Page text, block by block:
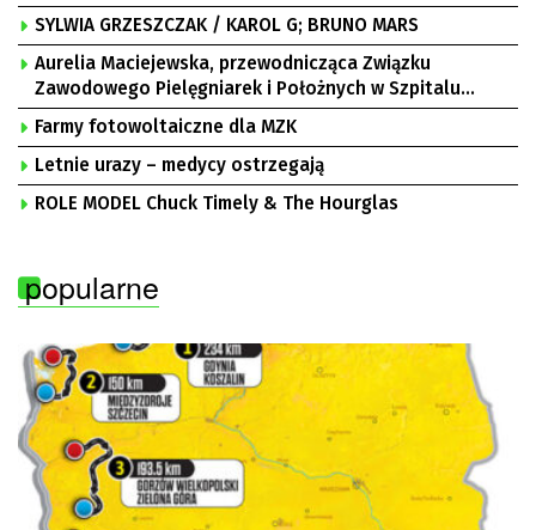
SYLWIA GRZESZCZAK / KAROL G; BRUNO MARS
Aurelia Maciejewska, przewodnicząca Związku
Zawodowego Pielęgniarek i Położnych w Szpitalu
Uniwersyteckim w Zielonej Górze, Bogusław
Motowidełko, przewodniczący Zarządu Regionu NSZZ
„Solidarność” Zielona Góra
Farmy fotowoltaiczne dla MZK
Letnie urazy – medycy ostrzegają
ROLE MODEL Chuck Timely & The Hourglas
popularne